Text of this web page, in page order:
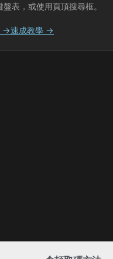
表，或使用頁頂搜尋框。
→速成教學 →